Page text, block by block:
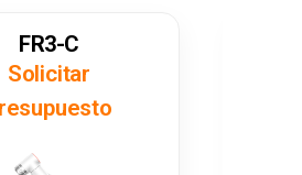
FR3-C
Solicitar